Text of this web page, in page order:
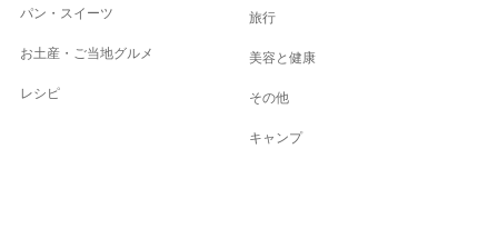
パン・スイーツ
お土産・ご当地グルメ
レシピ
旅行
美容と健康
その他
キャンプ